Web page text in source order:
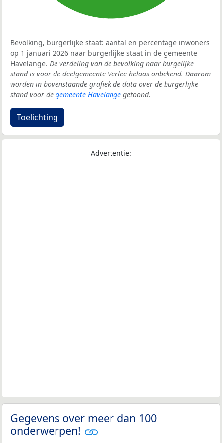
Bevolking, burgerlijke staat: aantal en percentage inwoners
op 1 januari 2026 naar burgerlijke staat in de gemeente
Havelange. De verdeling van de bevolking naar burgelijke
stand is voor de deelgemeente Verlee helaas onbekend. Daarom
worden in bovenstaande grafiek de data over de burgerlijke
stand voor de gemeente Havelange getoond.
Toelichting
Advertentie:
Gegevens over meer dan 100
onderwerpen!